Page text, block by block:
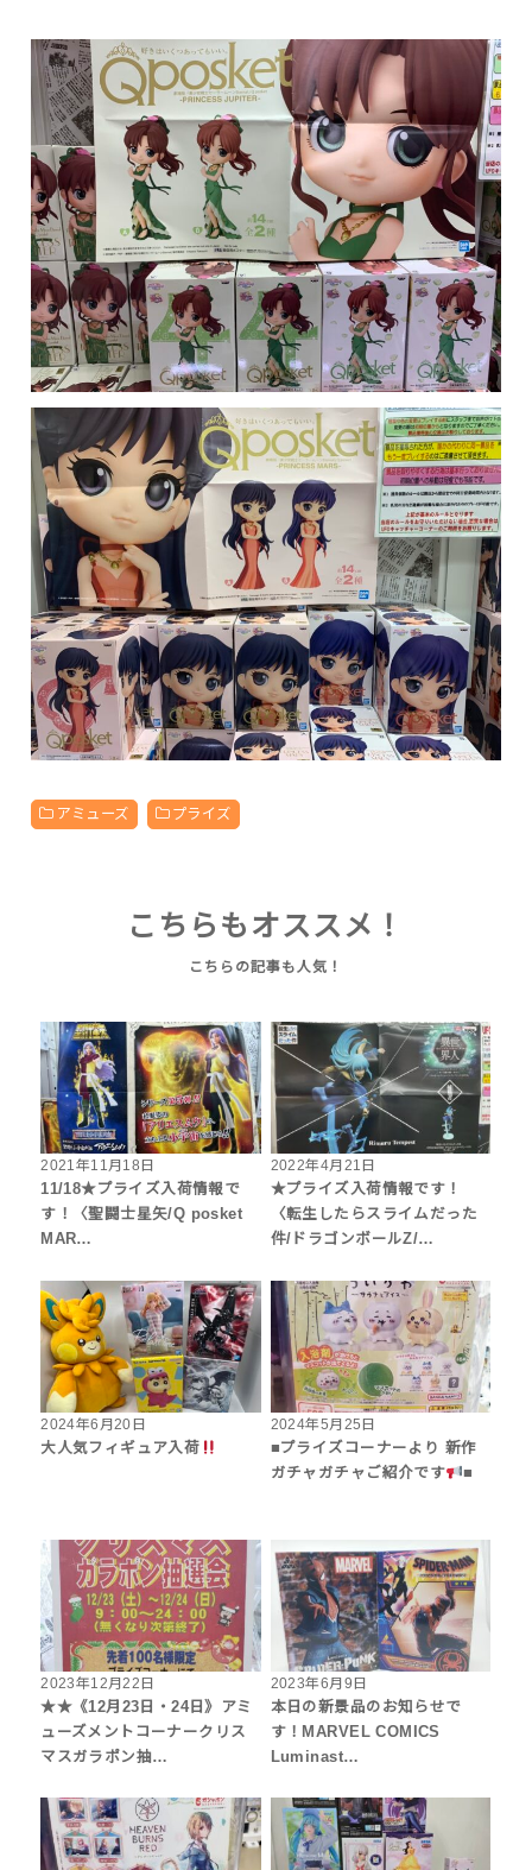
アミューズ プライズ
こちらもオススメ！
2021年11月18日
11/18★プライズ入荷情報で
す！〈聖闘士星矢/Q posket
MAR…
2022年4月21日
★プライズ入荷情報です！
〈転生したらスライムだった
件/ドラゴンボールZ/…
2024年6月20日
大人気フィギュア入荷
2024年5月25日
■プライズコーナーより 新作
ガチャガチャご紹介です
■
2023年12月22日
★★《12月23日・24日》アミ
ューズメントコーナークリス
マスガラポン抽…
2023年6月9日
本日の新景品のお知らせで
す！MARVEL COMICS
Luminast…